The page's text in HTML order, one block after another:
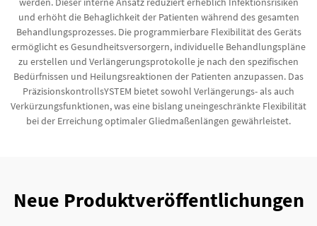
und erhöht die Behaglichkeit der Patienten während des gesamten
Behandlungsprozesses. Die programmierbare Flexibilität des Geräts
ermöglicht es Gesundheitsversorgern, individuelle Behandlungspläne
zu erstellen und Verlängerungsprotokolle je nach den spezifischen
Bedürfnissen und Heilungsreaktionen der Patienten anzupassen. Das
PräzisionskontrollsYSTEM bietet sowohl Verlängerungs- als auch
Verkürzungsfunktionen, was eine bislang uneingeschränkte Flexibilität
bei der Erreichung optimaler Gliedmaßenlängen gewährleistet.
Neue Produktveröffentlichungen